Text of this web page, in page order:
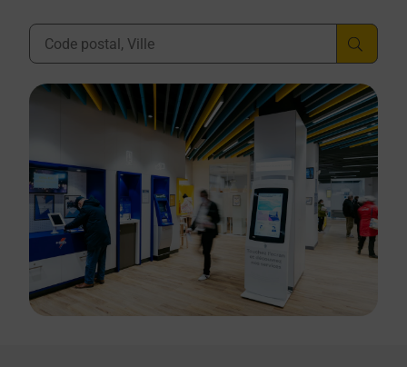
Ville, Département, Code Postal